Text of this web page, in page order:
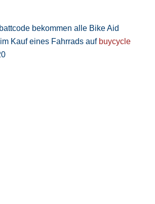
bekommen alle Bike Aid
Kauf eines Fahrrads auf buycycle